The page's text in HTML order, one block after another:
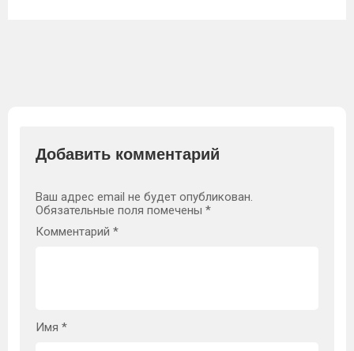
Добавить комментарий
Ваш адрес email не будет опубликован.
Обязательные поля помечены *
Комментарий *
Имя *